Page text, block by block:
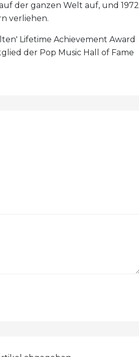
der ganzen Welt auf, und 1972
verliehen.
Lifetime Achievement Award
der Pop Music Hall of Fame